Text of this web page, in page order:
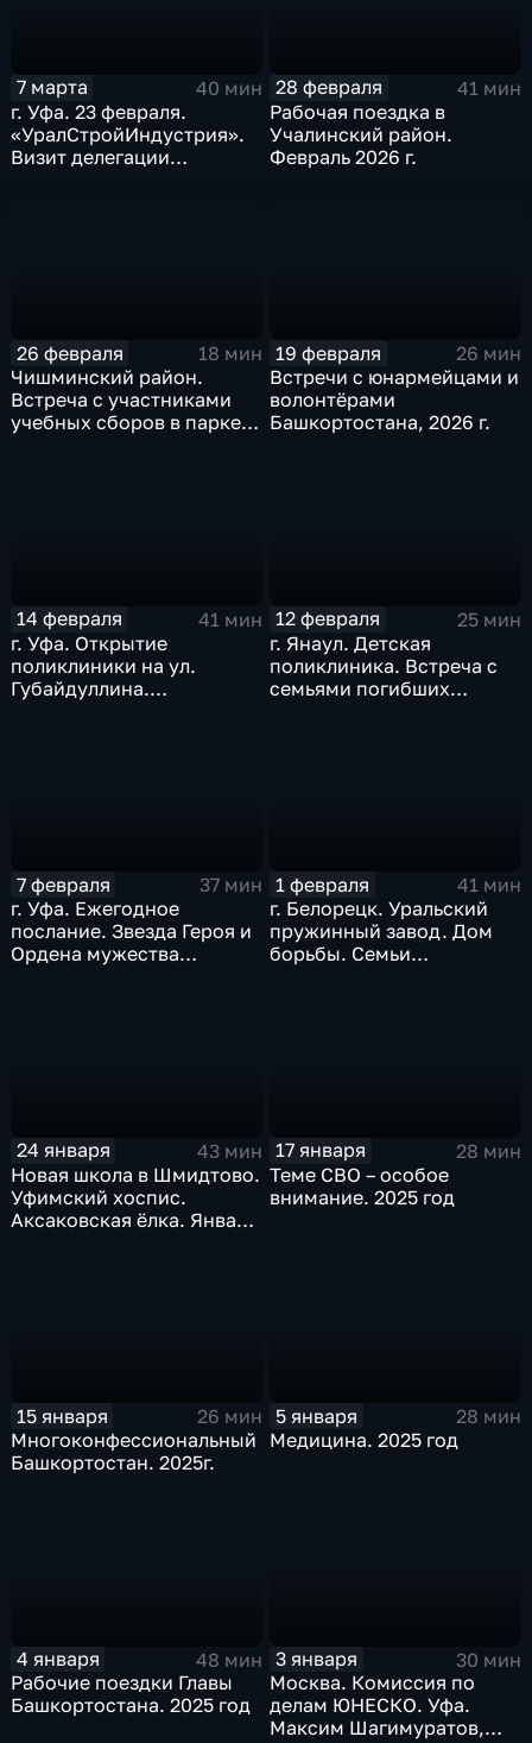
7 марта
40 мин
г. Уфа. 23 февраля.
«УралСтройИндустрия».
Визит делегации
28 февраля
41 мин
Рабочая поездка в
Учалинский район.
Февраль 2026 г.
26 февраля
18 мин
Чишминский район.
Встреча с участниками
учебных сборов в парке
19 февраля
26 мин
Встречи с юнармейцами и
волонтёрами
Башкортостана, 2026 г.
14 февраля
41 мин
г. Уфа. Открытие
поликлиники на ул.
Губайдуллина.
12 февраля
25 мин
г. Янаул. Детская
поликлиника. Встреча с
семьями погибших
7 февраля
37 мин
г. Уфа. Ежегодное
послание. Звезда Героя и
Ордена мужества
1 февраля
41 мин
г. Белорецк. Уральский
пружинный завод. Дом
борьбы. Семьи
24 января
43 мин
Новая школа в Шмидтово.
Уфимский хоспис.
Аксаковская ёлка. Январь
17 января
28 мин
Теме СВО – особое
внимание. 2025 год
15 января
26 мин
Многоконфессиональный
Башкортостан. 2025г.
5 января
28 мин
Медицина. 2025 год
4 января
48 мин
Рабочие поездки Главы
Башкортостана. 2025 год
3 января
30 мин
Москва. Комиссия по
делам ЮНЕСКО. Уфа.
Максим Шагимуратов,